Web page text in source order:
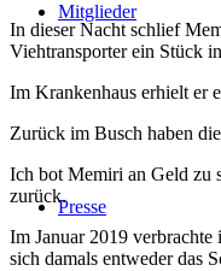
Mitglieder
Presse
In dieser Nacht schlief
Viehtransporter ein Stück
Im Krankenhaus erhielt er
Zurück im Busch haben
Ich bot Memiri an Geld zu
zurück.
Im Januar 2019
sich damals entweder das